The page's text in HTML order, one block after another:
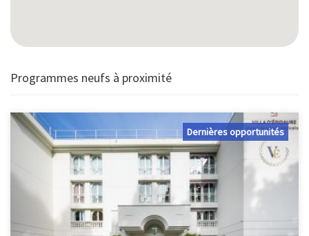
Programmes neufs à proximité
Dernières opportunités